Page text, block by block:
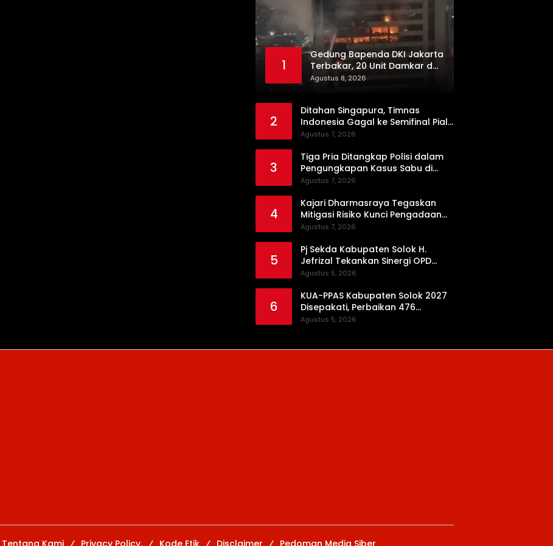
1
Gedung Bapenda DKI Jakarta
Terbakar, 20 Unit Damkar dan
100 Personel Dikerahkan
Agustus 8, 2026
2
Ditahan Singapura, Timnas
Indonesia Gagal ke Semifinal Piala
AFF 2026
Agustus 7, 2026
3
Tiga Pria Ditangkap Polisi dalam
Pengungkapan Kasus Sabu di
Dharmasraya, Timbangan Digital
Agustus 7, 2026
4
Kajari Dharmasraya Tegaskan
Mitigasi Risiko Kunci Pengadaan
Barang dan Jasa yang Bersih
Agustus 7, 2026
5
Pj Sekda Kabupaten Solok H.
Jefrizal Tekankan Sinergi OPD
demi Percepatan Pembangunan
Agustus 5, 2026
6
KUA-PPAS Kabupaten Solok 2027
Disepakati, Perbaikan 476
Kilometer Jalan Rusak Jadi
Agustus 5, 2026